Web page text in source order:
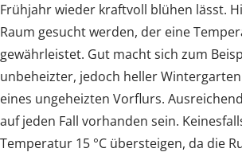
Frühjahr wieder kraftvoll blühen lässt.
Raum gesucht werden, der eine
gewährleistet. Gut macht sich zum
unbeheizter, jedoch heller
eines ungeheizten Vorflurs.
auf jeden Fall vorhanden sein.
Temperatur 15 °C übersteigen, da die